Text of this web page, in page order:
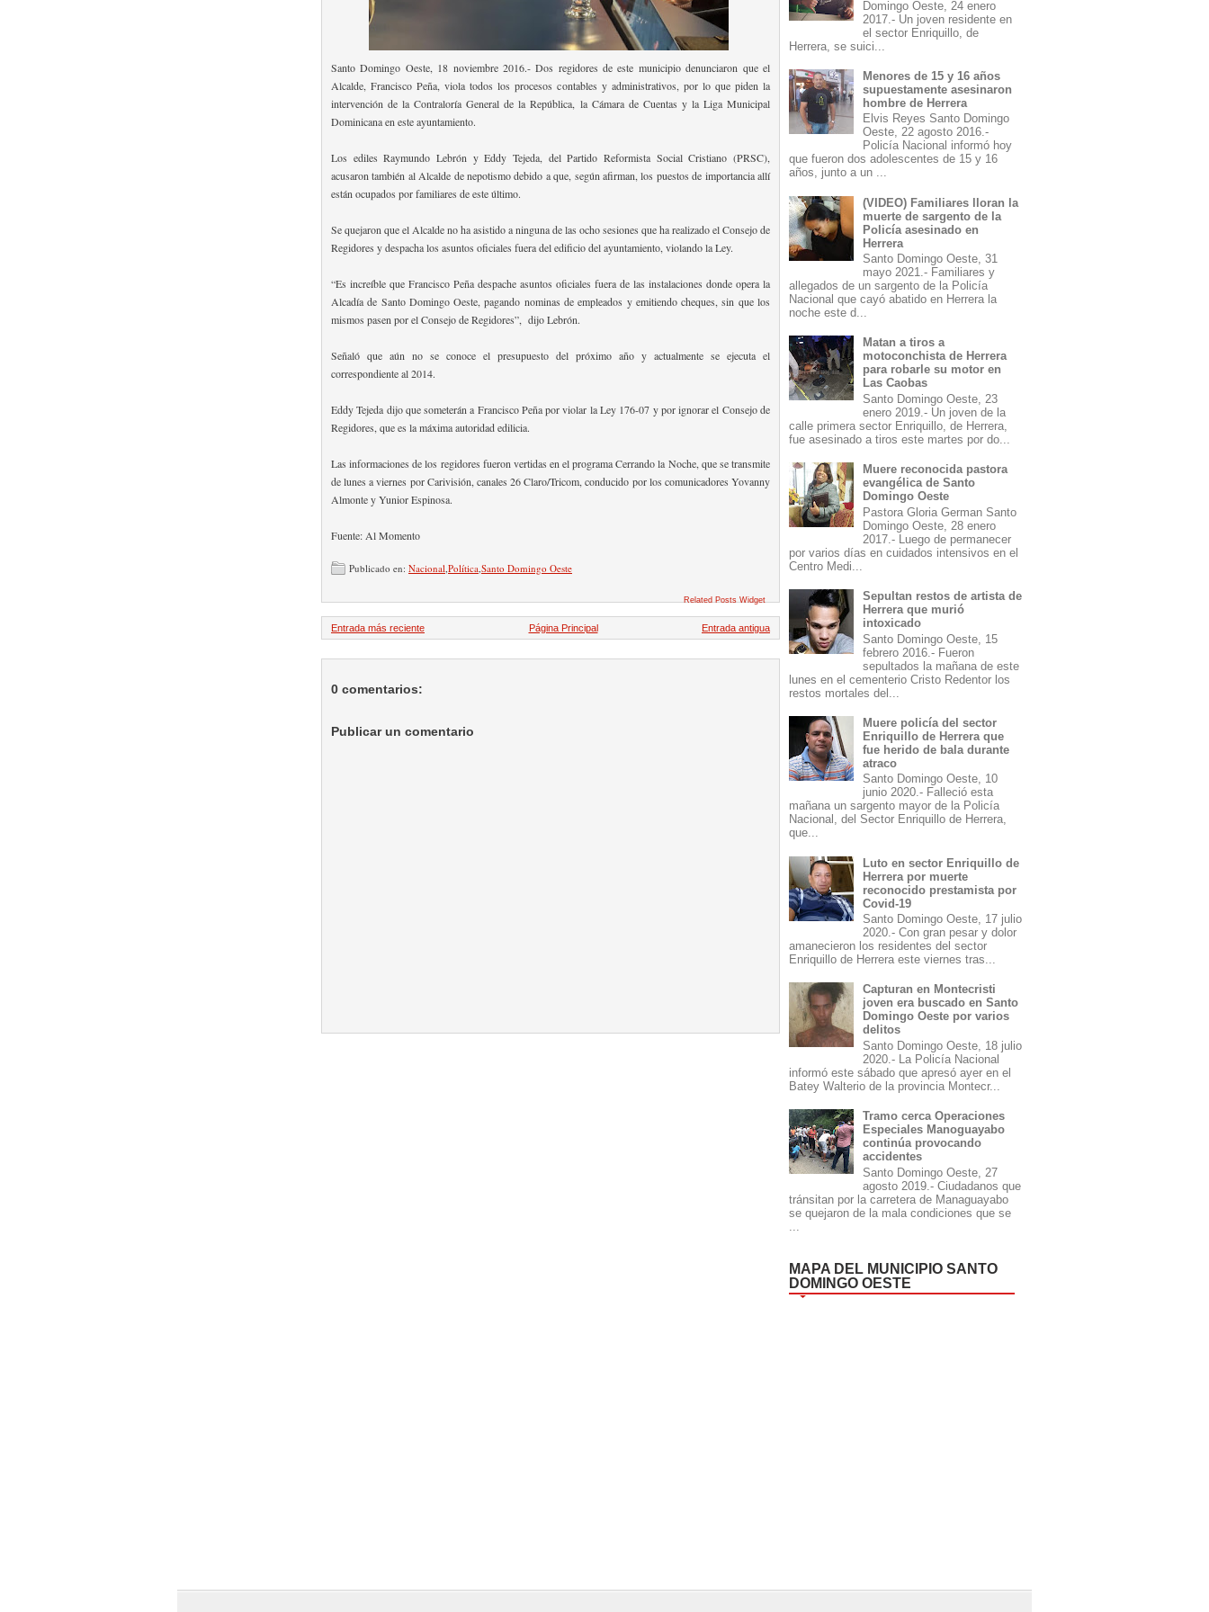
Santo Domingo Oeste, 18 noviembre 2016.- Dos regidores de este municipio denunciaron que el
Alcalde, Francisco Peña, viola todos los procesos contables y administrativos, por lo que piden la
intervención de la Contraloría General de la República, la Cámara de Cuentas y la Liga Municipal
Dominicana en este ayuntamiento.
Los ediles Raymundo Lebrón y Eddy Tejeda, del Partido Reformista Social Cristiano (PRSC),
acusaron también al Alcalde de nepotismo debido a que, según afirman, los puestos de importancia allí
están ocupados por familiares de este último.
Se quejaron que el Alcalde no ha asistido a ninguna de las ocho sesiones que ha realizado el Consejo de
Regidores y despacha los asuntos oficiales fuera del edificio del ayuntamiento, violando la Ley.
“Es increíble que Francisco Peña despache asuntos oficiales fuera de las instalaciones donde opera la
Alcadía de Santo Domingo Oeste, pagando nominas de empleados y emitiendo cheques, sin que los
mismos pasen por el Consejo de Regidores”, dijo Lebrón.
Señaló que aún no se conoce el presupuesto del próximo año y actualmente se ejecuta el
correspondiente al 2014.
Eddy Tejeda dijo que someterán a Francisco Peña por violar la Ley 176-07 y por ignorar el Consejo de
Regidores, que es la máxima autoridad edilicia.
Las informaciones de los regidores fueron vertidas en el programa Cerrando la Noche, que se transmite
de lunes a viernes por Carivisión, canales 26 Claro/Tricom, conducido por los comunicadores Yovanny
Almonte y Yunior Espinosa.
Fuente: Al Momento
Publicado en: Nacional Política Santo Domingo Oeste
Related Posts Widget
Entrada más reciente Entrada antigua
Página Principal
0 comentarios:
Publicar un comentario
Domingo Oeste, 24 enero
2017.- Un joven residente en
el sector Enriquillo, de
Herrera, se suici...
Menores de 15 y 16 años
supuestamente asesinaron
hombre de Herrera
Elvis Reyes Santo Domingo
Oeste, 22 agosto 2016.-
Policía Nacional informó hoy
que fueron dos adolescentes de 15 y 16
años, junto a un ...
(VIDEO) Familiares lloran la
muerte de sargento de la
Policía asesinado en
Herrera
Santo Domingo Oeste, 31
mayo 2021.- Familiares y
allegados de un sargento de la Policía
Nacional que cayó abatido en Herrera la
noche este d...
Matan a tiros a
motoconchista de Herrera
para robarle su motor en
Las Caobas
Santo Domingo Oeste, 23
enero 2019.- Un joven de la
calle primera sector Enriquillo, de Herrera,
fue asesinado a tiros este martes por do...
Muere reconocida pastora
evangélica de Santo
Domingo Oeste
Pastora Gloria German Santo
Domingo Oeste, 28 enero
2017.- Luego de permanecer
por varios días en cuidados intensivos en el
Centro Medi...
Sepultan restos de artista de
Herrera que murió
intoxicado
Santo Domingo Oeste, 15
febrero 2016.- Fueron
sepultados la mañana de este
lunes en el cementerio Cristo Redentor los
restos mortales del...
Muere policía del sector
Enriquillo de Herrera que
fue herido de bala durante
atraco
Santo Domingo Oeste, 10
junio 2020.- Falleció esta
mañana un sargento mayor de la Policía
Nacional, del Sector Enriquillo de Herrera,
que...
Luto en sector Enriquillo de
Herrera por muerte
reconocido prestamista por
Covid-19
Santo Domingo Oeste, 17 julio
2020.- Con gran pesar y dolor
amanecieron los residentes del sector
Enriquillo de Herrera este viernes tras...
Capturan en Montecristi
joven era buscado en Santo
Domingo Oeste por varios
delitos
Santo Domingo Oeste, 18 julio
2020.- La Policía Nacional
informó este sábado que apresó ayer en el
Batey Walterio de la provincia Montecr...
Tramo cerca Operaciones
Especiales Manoguayabo
continúa provocando
accidentes
Santo Domingo Oeste, 27
agosto 2019.- Ciudadanos que
tránsitan por la carretera de Managuayabo
se quejaron de la mala condiciones que se
MAPA DEL MUNICIPIO SANTO
DOMINGO OESTE